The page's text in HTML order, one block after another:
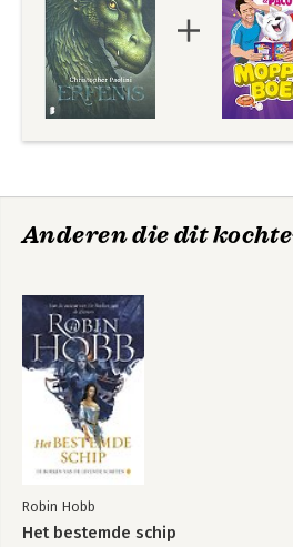
Anderen die dit
Robin Hobb
Het bestemde schip